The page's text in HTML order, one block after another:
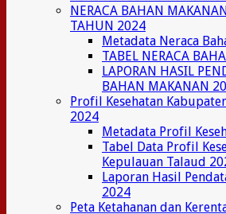
NERACA BAHAN
TAHUN 2024
Metadata Neraca
TABEL NERACA
LAPORAN HASIL
BAHAN MAKANAN
Profil Kesehatan
2024
Metadata Profil
Tabel Data Profil
Kepulauan Talaud
Laporan Hasil
2024
Peta Ketahanan dan